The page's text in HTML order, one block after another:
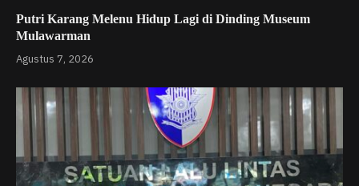
Putri Karang Melenu Hidup Lagi di Dinding Museum
Mulawarman
Agustus 7, 2026